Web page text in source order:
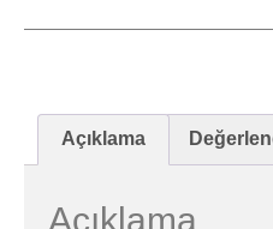
Açıklama
Açıklama